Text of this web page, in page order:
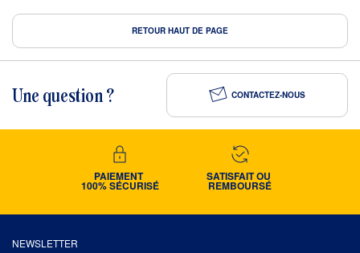
RETOUR HAUT DE PAGE
Une question ? CONTACTEZ-NOUS
PAIEMENT
100% SÉCURISÉ
SATISFAIT OU
REMBOURSÉ
NEWSLETTER